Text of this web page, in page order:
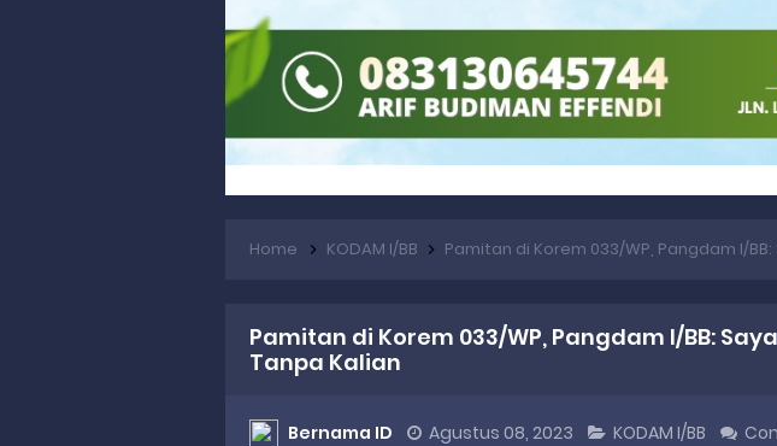
Home KODAM I/BB Pamitan di Korem 033/WP, Pangdam I/BB: Saya
Pamitan di Korem 033/WP, Pangdam I/BB:
Tanpa Kalian
Bernama ID Agustus 08, 2023 KODAM I/BB